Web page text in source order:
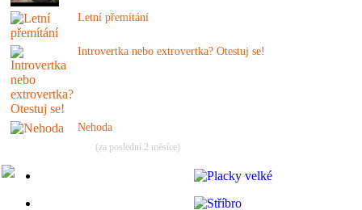
Letní přemítání
Introvertka nebo extrovertka? Otestuj se!
Nehoda
(za poslední 2 měsíce)